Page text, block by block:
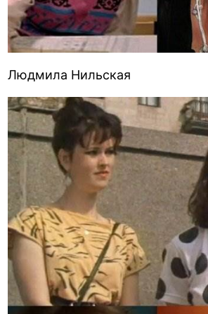
Людмила Нильская